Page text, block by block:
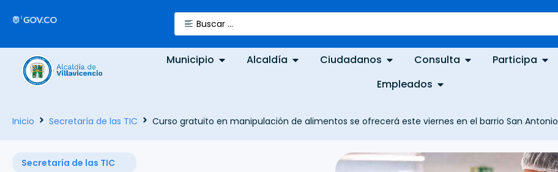
Municipio Alcaldía Ciudadanos Consulta Participa
Empleados
Inicio Secretaría de las TIC Curso gratuito en manipulación de alimentos se ofrecerá este viernes en el barrio San Antonio
Secretaría de las TIC